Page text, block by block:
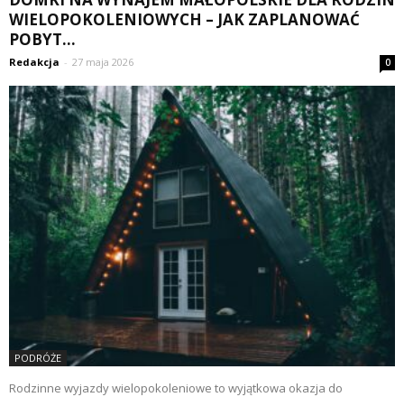
WIELOPOKOLENIOWYCH – JAK ZAPLANOWAĆ
POBYT...
Redakcja - 27 maja 2026 0
PODRÓŻE
Rodzinne wyjazdy wielopokoleniowe to wyjątkowa okazja do